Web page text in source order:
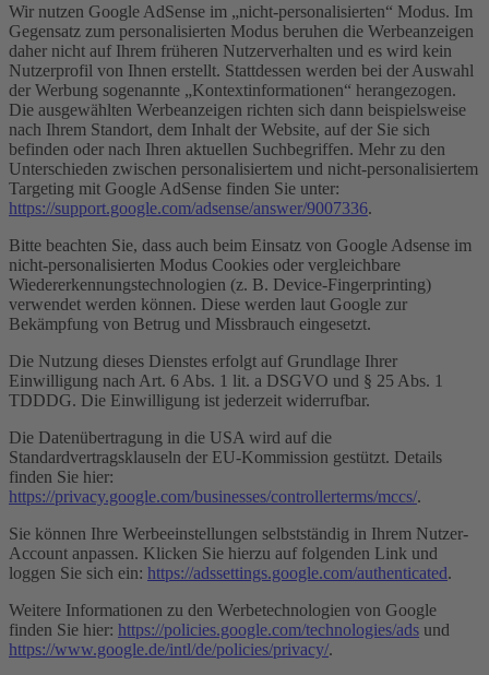
Wir nutzen Google AdSense im „nicht-personalisierten“ Modus. Im
Gegensatz zum personalisierten Modus beruhen die Werbeanzeigen
daher nicht auf Ihrem früheren Nutzerverhalten und es wird kein
Nutzerprofil von Ihnen erstellt. Stattdessen werden bei der Auswahl
der Werbung sogenannte „Kontextinformationen“ herangezogen.
Die ausgewählten Werbeanzeigen richten sich dann beispielsweise
nach Ihrem Standort, dem Inhalt der Website, auf der Sie sich
befinden oder nach Ihren aktuellen Suchbegriffen. Mehr zu den
Unterschieden zwischen personalisiertem und nicht-personalisiertem
Targeting mit Google AdSense finden Sie unter:
https://support.google.com/adsense/answer/9007336.
Bitte beachten Sie, dass auch beim Einsatz von Google Adsense im
nicht-personalisierten Modus Cookies oder vergleichbare
Wiedererkennungstechnologien (z. B. Device-Fingerprinting)
verwendet werden können. Diese werden laut Google zur
Bekämpfung von Betrug und Missbrauch eingesetzt.
Die Nutzung dieses Dienstes erfolgt auf Grundlage Ihrer
Einwilligung nach Art. 6 Abs. 1 lit. a DSGVO und § 25 Abs. 1
TDDDG. Die Einwilligung ist jederzeit widerrufbar.
Die Datenübertragung in die USA wird auf die
Standardvertragsklauseln der EU-Kommission gestützt. Details
finden Sie hier:
https://privacy.google.com/businesses/controllerterms/mccs/.
Sie können Ihre Werbeeinstellungen selbstständig in Ihrem Nutzer-
Account anpassen. Klicken Sie hierzu auf folgenden Link und
loggen Sie sich ein: https://adssettings.google.com/authenticated.
Weitere Informationen zu den Werbetechnologien von Google
finden Sie hier: https://policies.google.com/technologies/ads und
https://www.google.de/intl/de/policies/privacy/.